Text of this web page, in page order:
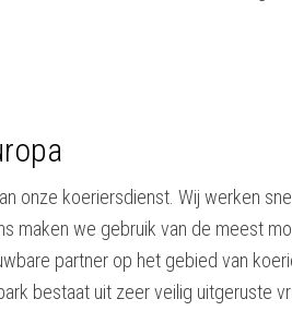
onze koeriersdienst. Wij werken
maken we gebruik van de meest
partner op het gebied van
bestaat uit zeer veilig uitgeruste